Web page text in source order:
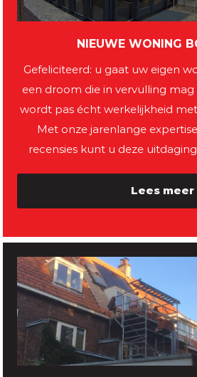
NIEUWE WONING
Gefeliciteerd: u gaat uw eigen
een droom die in vervulling
wordt pas écht werkelijkheid
Met onze jarenlange
recensies kunt u deze
Lees meer